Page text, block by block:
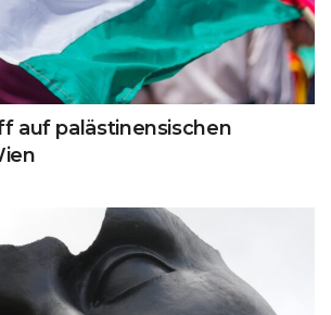
auf palästinensischen